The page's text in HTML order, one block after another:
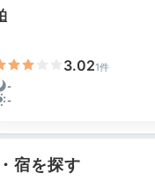
3.021件
-
-
宿を探す